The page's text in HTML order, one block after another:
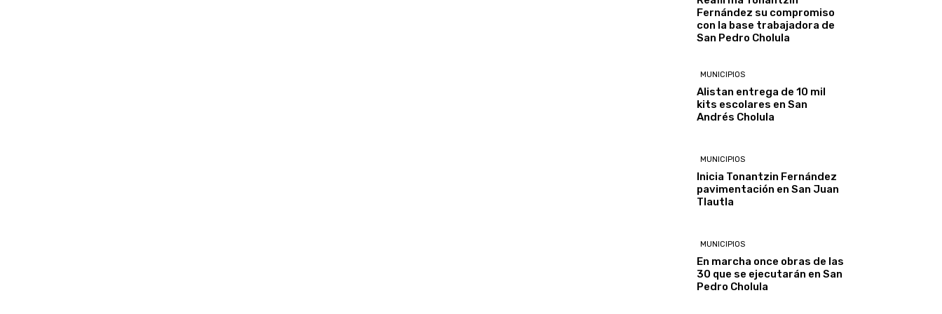
Fernández su compromiso
con la base trabajadora de
San Pedro Cholula
MUNICIPIOS
Alistan entrega de 10 mil
kits escolares en San
Andrés Cholula
MUNICIPIOS
Inicia Tonantzin Fernández
pavimentación en San Juan
Tlautla
MUNICIPIOS
En marcha once obras de las
30 que se ejecutarán en San
Pedro Cholula